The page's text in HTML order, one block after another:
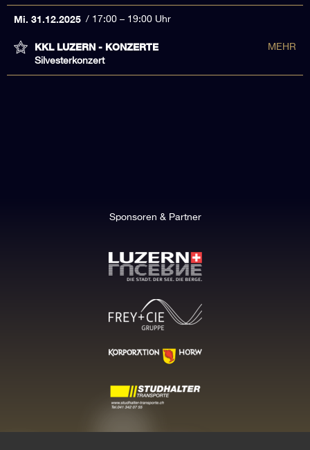
Mi. 31.12.2025 17:00 – 19:00 Uhr
KKL LUZERN - KONZERTE
Silvesterkonzert
MEHR
Sponsoren & Partner